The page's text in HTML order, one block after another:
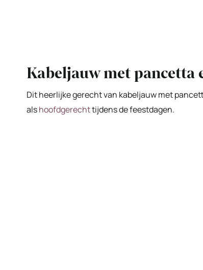
Kabeljauw met pancetta
Dit heerlijke gerecht van kabeljauw met
alshoofdgerechttijdens de feestdagen.